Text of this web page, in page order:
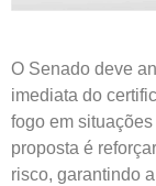
O Senado deve
imediata do
fogo em
proposta é
risco, garantindo